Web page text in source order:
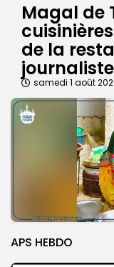
Magal de
de la
samedi 1 août
APS HEBDO